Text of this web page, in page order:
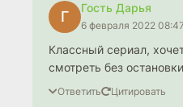
Г
Гость Дарья
6 февраля 2022 08:47
Классный сериал,
смотреть без остановки
Ответить Цитировать